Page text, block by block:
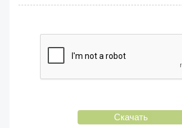
Скачать